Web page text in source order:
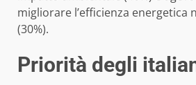
migliorare l’efficienza energetica
(30%).
Priorità degli